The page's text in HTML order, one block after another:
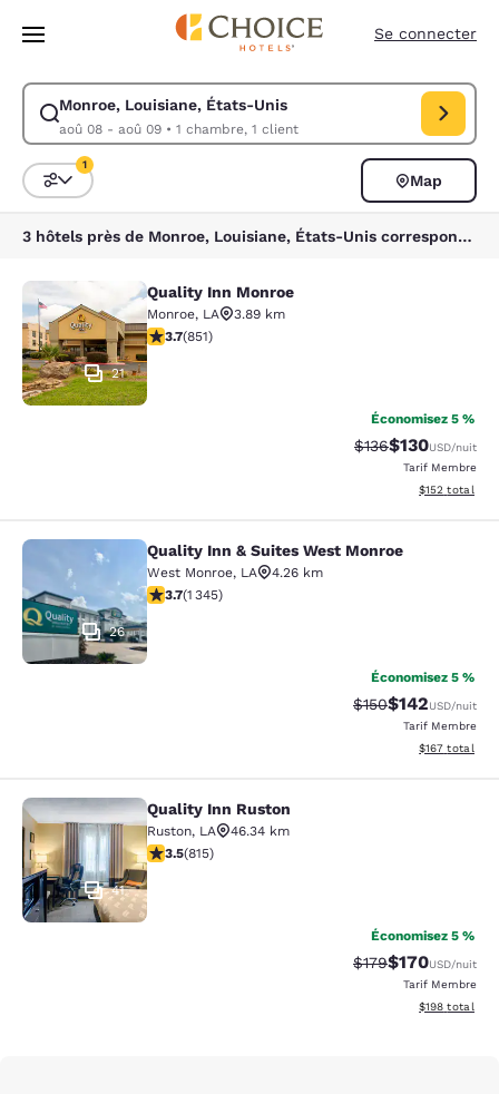
Sauter à Contenu Principal
Se connecter
Monroe, Louisiane, États-Unis
aoû 08 - aoû 09• 1 chambre, 1 client
Modifier la recherche pour Monroe, Louisiane, États-Unis. Date
Triez et filtrez
1
Map
3 hôtels près de Monroe, Louisiane, États-Unis correspondent à vos filtres
Quality Inn Monroe
21
Quality Inn Monroe
Monroe, LA
3.89 km
3.71 étoiles. Bien. 851 commentaires
3.7(851)
Économisez 5 %
Tarif barré :
$136Tarif réduit :
$130USD/nuit
Tarif Membre
Afficher les
$152 total
Quality Inn & Suites West Monroe
26
Quality Inn & Suites West Monroe
West Monroe, LA
4.26 km
3.71 étoiles. Bien. 1345 commentaires
3.7(1 345)
Économisez 5 %
Tarif barré :
$150Tarif réduit :
$142USD/nuit
Tarif Membre
Afficher les
$167 total
Quality Inn Ruston
41
Quality Inn Ruston
Ruston, LA
46.34 km
3.52 étoiles. Bien. 815 commentaires
3.5(815)
Économisez 5 %
Tarif barré :
$179Tarif réduit :
$170USD/nuit
Tarif Membre
Afficher les
$198 total